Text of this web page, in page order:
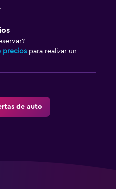
precios para realizar un
de auto